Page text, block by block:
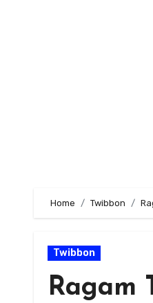
Home Twibbon
Twibbon
Ragam